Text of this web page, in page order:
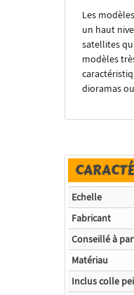
Les
un haut
satellites
modèles
dioramas
Echelle
Fabricant
Conseillé à
Matériau
Inclus colle